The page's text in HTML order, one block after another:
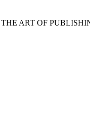
ART OF